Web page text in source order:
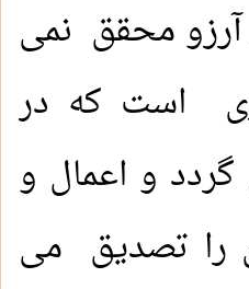
آرزو محقق نمی
است که در
و اعمال و
را تصدیق می